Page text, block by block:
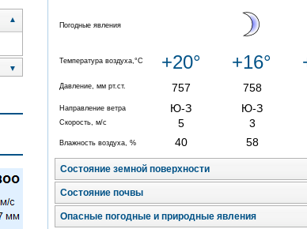
▲
▼
Погодные явления
Температура воздуха,°C +20° +16°
Давление, мм рт.ст. 757 758
Направление ветра Ю-З Ю-З
Скорость, м/с 5 3
Влажность воздуха, % 40 58
Состояние земной поверхности
Состояние почвы
Опасные погодные и природные явления